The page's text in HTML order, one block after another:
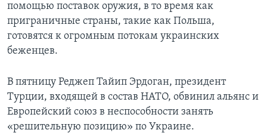
помощью поставок оружия, в то время как
приграничные страны, такие как Польша,
готовятся к огромным потокам украинских
беженцев.
В пятницу Реджеп Тайип Эрдоган, президент
Турции, входящей в состав НАТО, обвинил альянс и
Европейский союз в неспособности занять
«решительную позицию» по Украине.